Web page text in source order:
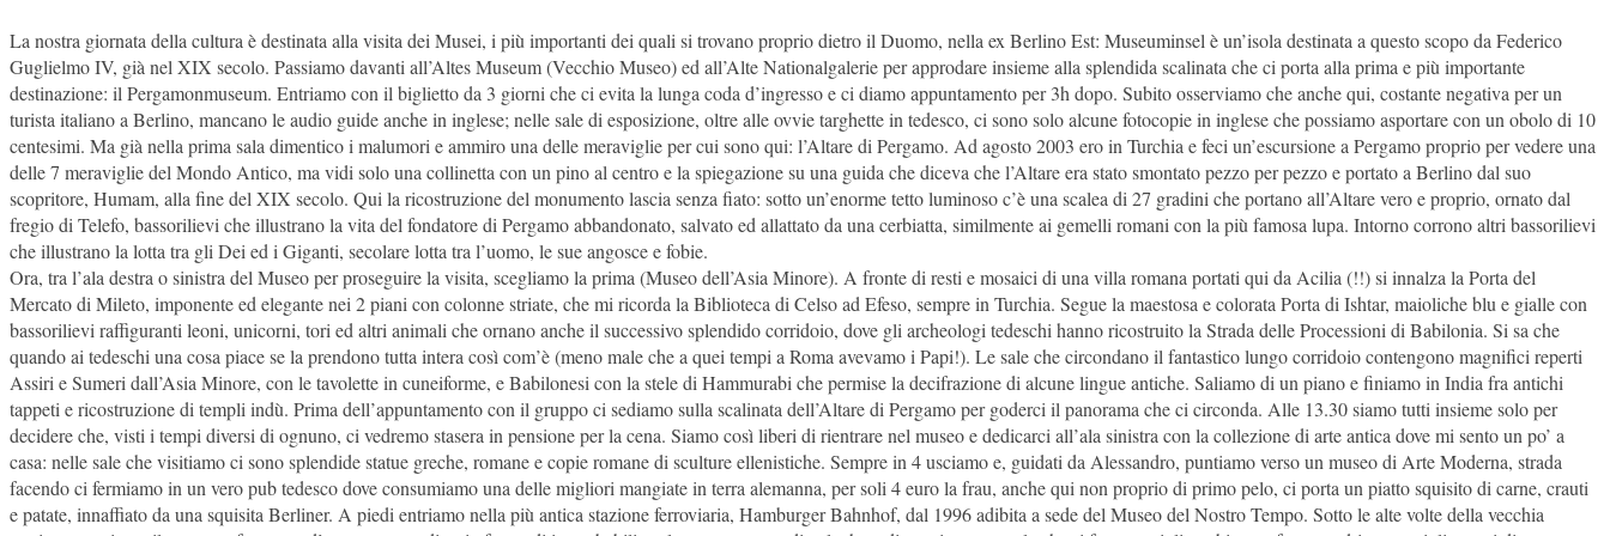
La nostra giornata della cultura è destinata alla visita dei Musei, i più importanti dei quali si trovano proprio dietro il Duomo, nella ex Berlino Est: Museuminsel è un’isola destinata a questo scopo da Federico
Guglielmo IV, già nel XIX secolo. Passiamo davanti all’Altes Museum (Vecchio Museo) ed all’Alte Nationalgalerie per approdare insieme alla splendida scalinata che ci porta alla prima e più importante
destinazione: il Pergamonmuseum. Entriamo con il biglietto da 3 giorni che ci evita la lunga coda d’ingresso e ci diamo appuntamento per 3h dopo. Subito osserviamo che anche qui, costante negativa per un
turista italiano a Berlino, mancano le audio guide anche in inglese; nelle sale di esposizione, oltre alle ovvie targhette in tedesco, ci sono solo alcune fotocopie in inglese che possiamo asportare con un obolo di 10
centesimi. Ma già nella prima sala dimentico i malumori e ammiro una delle meraviglie per cui sono qui: l’Altare di Pergamo. Ad agosto 2003 ero in Turchia e feci un’escursione a Pergamo proprio per vedere una
delle 7 meraviglie del Mondo Antico, ma vidi solo una collinetta con un pino al centro e la spiegazione su una guida che diceva che l’Altare era stato smontato pezzo per pezzo e portato a Berlino dal suo
scopritore, Humam, alla fine del XIX secolo. Qui la ricostruzione del monumento lascia senza fiato: sotto un’enorme tetto luminoso c’è una scalea di 27 gradini che portano all’Altare vero e proprio, ornato dal
fregio di Telefo, bassorilievi che illustrano la vita del fondatore di Pergamo abbandonato, salvato ed allattato da una cerbiatta, similmente ai gemelli romani con la più famosa lupa. Intorno corrono altri bassorilievi
che illustrano la lotta tra gli Dei ed i Giganti, secolare lotta tra l’uomo, le sue angosce e fobie.
Ora, tra l’ala destra o sinistra del Museo per proseguire la visita, scegliamo la prima (Museo dell’Asia Minore). A fronte di resti e mosaici di una villa romana portati qui da Acilia (!!) si innalza la Porta del
Mercato di Mileto, imponente ed elegante nei 2 piani con colonne striate, che mi ricorda la Biblioteca di Celso ad Efeso, sempre in Turchia. Segue la maestosa e colorata Porta di Ishtar, maioliche blu e gialle con
bassorilievi raffiguranti leoni, unicorni, tori ed altri animali che ornano anche il successivo splendido corridoio, dove gli archeologi tedeschi hanno ricostruito la Strada delle Processioni di Babilonia. Si sa che
quando ai tedeschi una cosa piace se la prendono tutta intera così com’è (meno male che a quei tempi a Roma avevamo i Papi!). Le sale che circondano il fantastico lungo corridoio contengono magnifici reperti
Assiri e Sumeri dall’Asia Minore, con le tavolette in cuneiforme, e Babilonesi con la stele di Hammurabi che permise la decifrazione di alcune lingue antiche. Saliamo di un piano e finiamo in India fra antichi
tappeti e ricostruzione di templi indù. Prima dell’appuntamento con il gruppo ci sediamo sulla scalinata dell’Altare di Pergamo per goderci il panorama che ci circonda. Alle 13.30 siamo tutti insieme solo per
decidere che, visti i tempi diversi di ognuno, ci vedremo stasera in pensione per la cena. Siamo così liberi di rientrare nel museo e dedicarci all’ala sinistra con la collezione di arte antica dove mi sento un po’ a
casa: nelle sale che visitiamo ci sono splendide statue greche, romane e copie romane di sculture ellenistiche. Sempre in 4 usciamo e, guidati da Alessandro, puntiamo verso un museo di Arte Moderna, strada
facendo ci fermiamo in un vero pub tedesco dove consumiamo una delle migliori mangiate in terra alemanna, per soli 4 euro la frau, anche qui non proprio di primo pelo, ci porta un piatto squisito di carne, crauti
e patate, innaffiato da una squisita Berliner. A piedi entriamo nella più antica stazione ferroviaria, Hamburger Bahnhof, dal 1996 adibita a sede del Museo del Nostro Tempo. Sotto le alte volte della vecchia